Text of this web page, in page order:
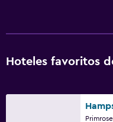
Hoteles favoritos